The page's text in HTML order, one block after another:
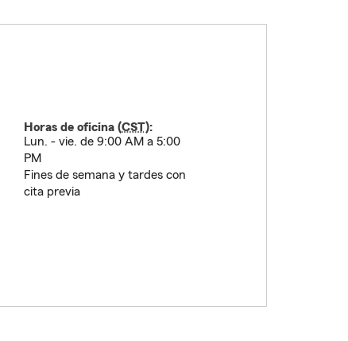
Horas de oficina (CST):
Lun. - vie. de 9:00 AM a 5:00
PM
Fines de semana y tardes con
cita previa